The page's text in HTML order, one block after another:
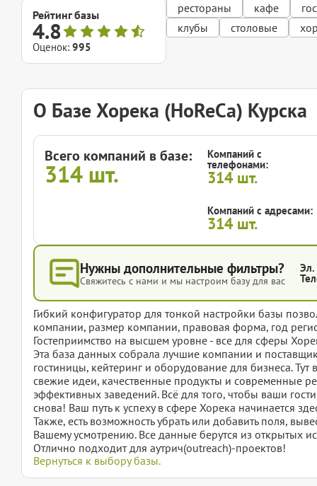
Рейтинг базы
4.8
Оценок: 995
рестораны кафе
клубы
столовые
О Базе Хорека (HoReCa) Курска
Всего компаний в базе:
314 шт.
Компаний с
телефонами:
314 шт.
Компаний с адресами:
314 шт.
Нужны дополнительные фильтры?
Свяжитесь с нами и мы настроим базу для вас
Эл.
Гибкий конфигуратор для тонкой настройки базы
компании, размер компании, правовая форма, год
Гостеприимство на высшем уровне - все для сферы
Эта база данных собрала лучшие компании и
гостиницы, кейтеринг и оборудование для бизнеса.
свежие идеи, качественные продукты и современные
эффективных заведений. Всё для того, чтобы ваши
снова! Ваш путь к успеху в сфере Хорека начинается
Также, есть возможность убрать или добавить поля,
Вашему усмотрению. Все данные берутся из открытых
Отлично подходит для аутрич(outreach)-проектов!
Вернуться к выбору базы.